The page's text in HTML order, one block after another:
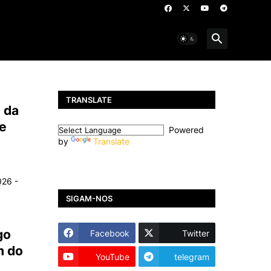
-
do
TRANSLATE
Powered
by
Translate
SIGAM-NOS
Facebook Twitter
YouTube telegram